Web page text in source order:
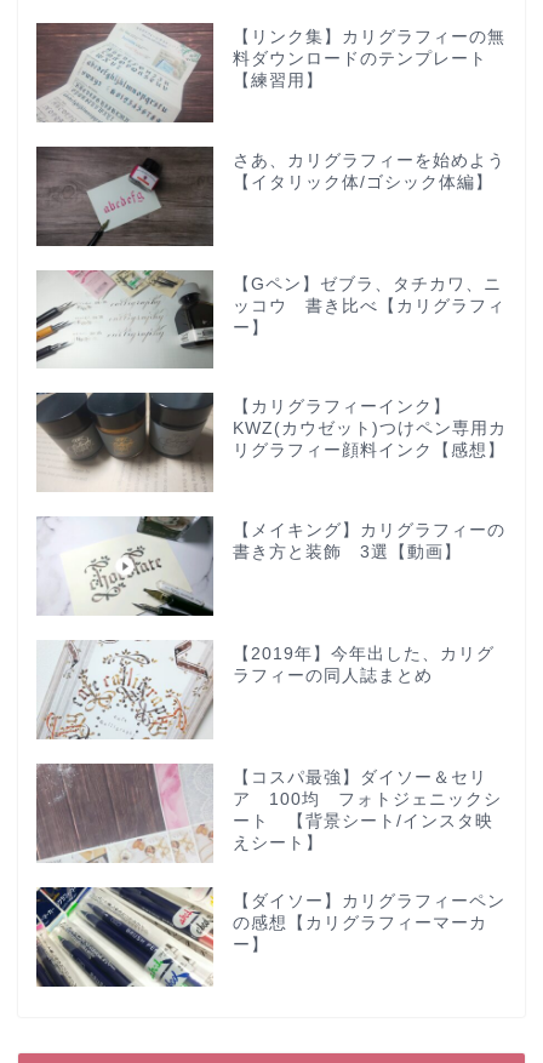
【リンク集】カリグラフィーの無
料ダウンロードのテンプレート
【練習用】
さあ、カリグラフィーを始めよう
【イタリック体/ゴシック体編】
【Gペン】ゼブラ、タチカワ、ニ
ッコウ 書き比べ【カリグラフィ
ー】
【カリグラフィーインク】
KWZ(カウゼット)つけペン専用カ
リグラフィー顔料インク【感想】
【メイキング】カリグラフィーの
書き方と装飾 3選【動画】
【2019年】今年出した、カリグ
ラフィーの同人誌まとめ
【コスパ最強】ダイソー＆セリ
ア 100均 フォトジェニックシ
ート 【背景シート/インスタ映
えシート】
【ダイソー】カリグラフィーペン
の感想【カリグラフィーマーカ
ー】